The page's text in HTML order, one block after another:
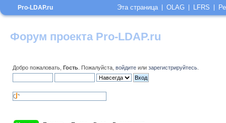
Форум проекта Pro-LDAP.ru
Добро пожаловать, Гость . Пожалуйста, войдите или зарегистрируйтесь
Pro-LDAP.ru Эта страница OLAG LFRS